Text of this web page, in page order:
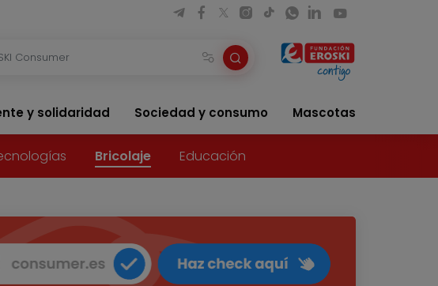
y solidaridad Sociedad y consumo Mascotas
Bricolaje Educación